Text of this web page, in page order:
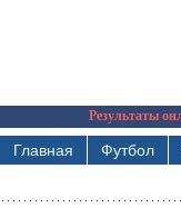
Результаты
Главная Футбол